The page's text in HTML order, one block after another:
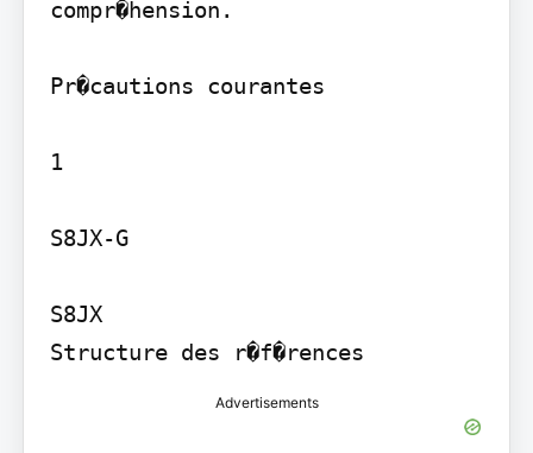
compr�hension.
Pr�cautions courantes
1
S8JX-G
S8JX
Structure des r�f�rences
Advertisements